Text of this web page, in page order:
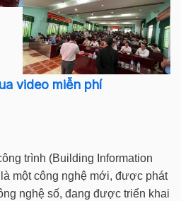
video miễn phí
trình (Building Information
một công nghệ mới, được phát
nghệ số, đang được triển khai